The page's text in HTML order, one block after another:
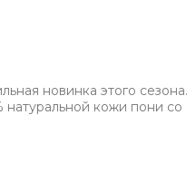
новинка этого сезона.
натуральной кожи пони со